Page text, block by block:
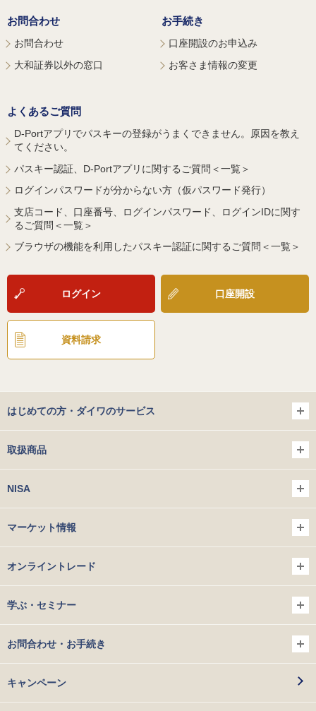
お問合わせ
お問合わせ
大和証券以外の窓口
お手続き
口座開設のお申込み
お客さま情報の変更
よくあるご質問
D-Portアプリでパスキーの登録がうまくできません。原因を教え
てください。
パスキー認証、D-Portアプリに関するご質問＜一覧＞
ログインパスワードが分からない方（仮パスワード発行）
支店コード、口座番号、ログインパスワード、ログインIDに関す
るご質問＜一覧＞
ブラウザの機能を利用したパスキー認証に関するご質問＜一覧＞
ログイン 口座開設
資料請求
はじめての方・ダイワのサービス
取扱商品
NISA
マーケット情報
オンライントレード
学ぶ・セミナー
お問合わせ・お手続き
キャンペーン